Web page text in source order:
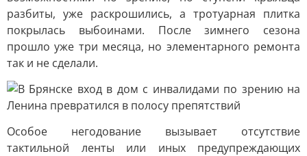
разбиты, уже раскрошились, а тротуарная плитка
покрылась выбоинами. После зимнего сезона
прошло уже три месяца, но элементарного ремонта
так и не сделали.
Особое негодование вызывает отсутствие
тактильной ленты или иных предупреждающих